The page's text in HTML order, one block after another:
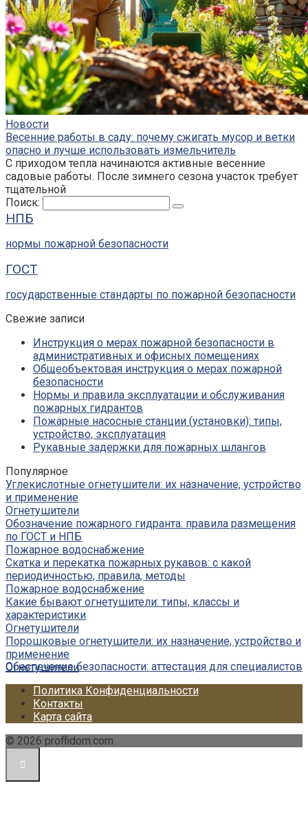
Новости
Весенние работы в саду: почему сжигать мусор и ветки
опасно и лучше использовать измельчитель
С приходом тепла начинаются активные весенние
садовые работы. После зимнего сезона участок требует
тщательной
Поиск:
НПБ
нормы пожарной безопасности
ГОСТ
государственные стандарты по пожарной безопасности
Свежие записи
Инструкция о мерах пожарной безопасности в
административных и офисных помещениях
Общеобъектовая инструкция о мерах пожарной
безопасности
Нормы и правила эксплуатации и обслуживания
пожарных гидрантов
Пожарные насосные станции (установки): типы,
устройство, эксплуатация
Рукавные задержки для пожарных шлангов
Популярное
Углекислотные огнетушители: их назначение, устройство
и применение
Огнетушители
Обозначение пожарного гидранта: правила размещения
по ГОСТ и НПБ
Пожарное водоснабжение
Скатка и перекатка пожарных рукавов: с какой
периодичностью, правила, методы
Пожарное водоснабжение
Какие бывают огнетушители: типы, классы и
характеристики
Огнетушители
Порошковые огнетушители: их назначение, устройство и
применение
Огнетушители
Обеспечение безопасности: аттестация для специалистов
Политика Конфиденциальности
Контакты
Карта сайта
© 2026 proffidom.com